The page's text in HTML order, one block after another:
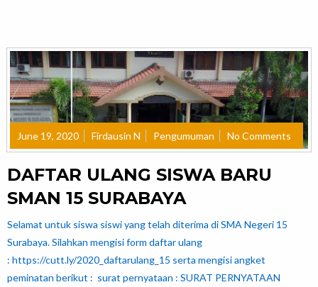
June 19, 2020 Firdausin N Pengumuman No Comments
DAFTAR ULANG SISWA BARU
SMAN 15 SURABAYA
Selamat untuk siswa siswi yang telah diterima di SMA Negeri 15
Surabaya. Silahkan mengisi form daftar ulang
: https://cutt.ly/2020_daftarulang_15 serta mengisi angket
peminatan berikut : surat pernyataan : SURAT PERNYATAAN